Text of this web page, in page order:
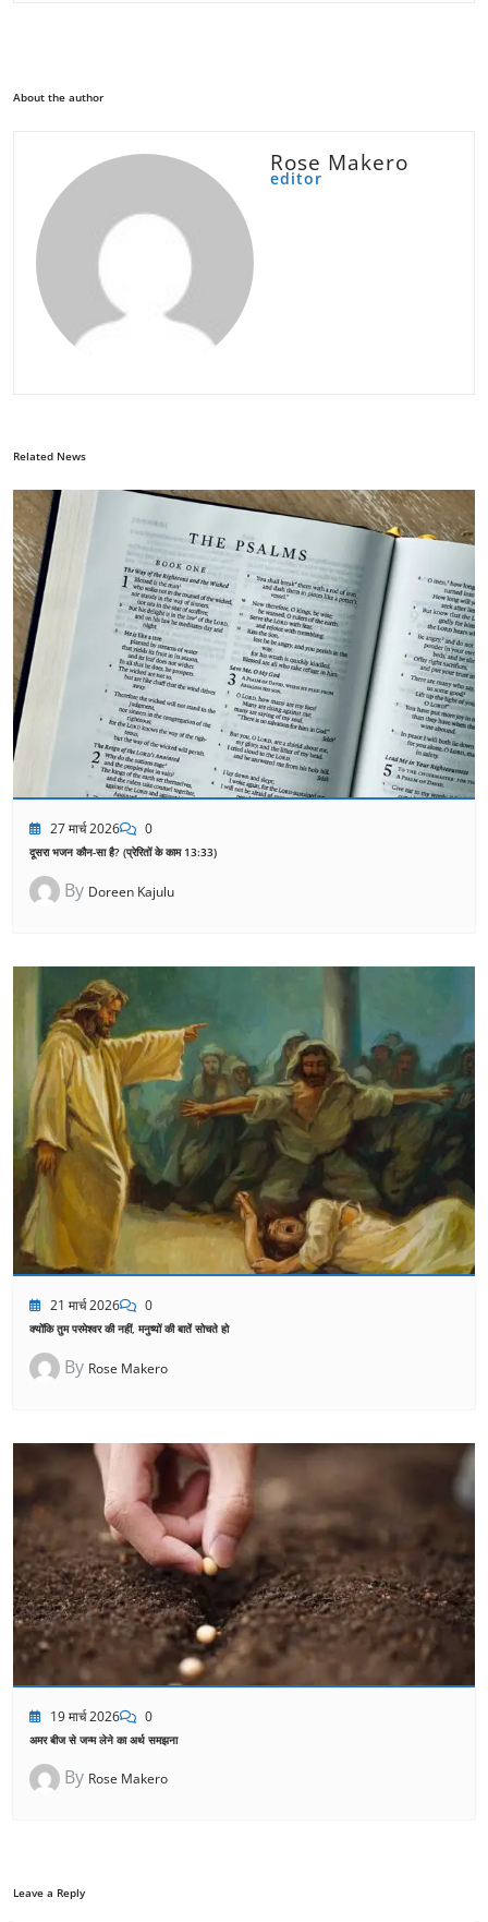
About the author
Rose Makero
editor
Related News
27 मार्च 2026 0
दूसरा भजन कौन-सा है? (प्रेरितों के काम 13:33)
By Doreen Kajulu
21 मार्च 2026 0
क्योंकि तुम परमेश्वर की नहीं, मनुष्यों की बातें सोचते हो
By Rose Makero
19 मार्च 2026 0
अमर बीज से जन्म लेने का अर्थ समझना
By Rose Makero
Leave a Reply